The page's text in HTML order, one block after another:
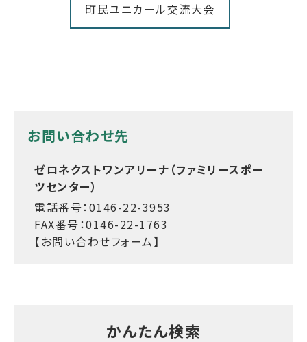
町民ユニカール交流大会
お問い合わせ先
ゼロネクストワンアリーナ（ファミリースポー
ツセンター）
電話番号：0146-22-3953
FAX番号：0146-22-1763
【お問い合わせフォーム】
かんたん検索